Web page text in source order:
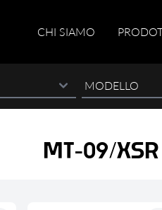
CHI SIAMO
MT-09/XSR